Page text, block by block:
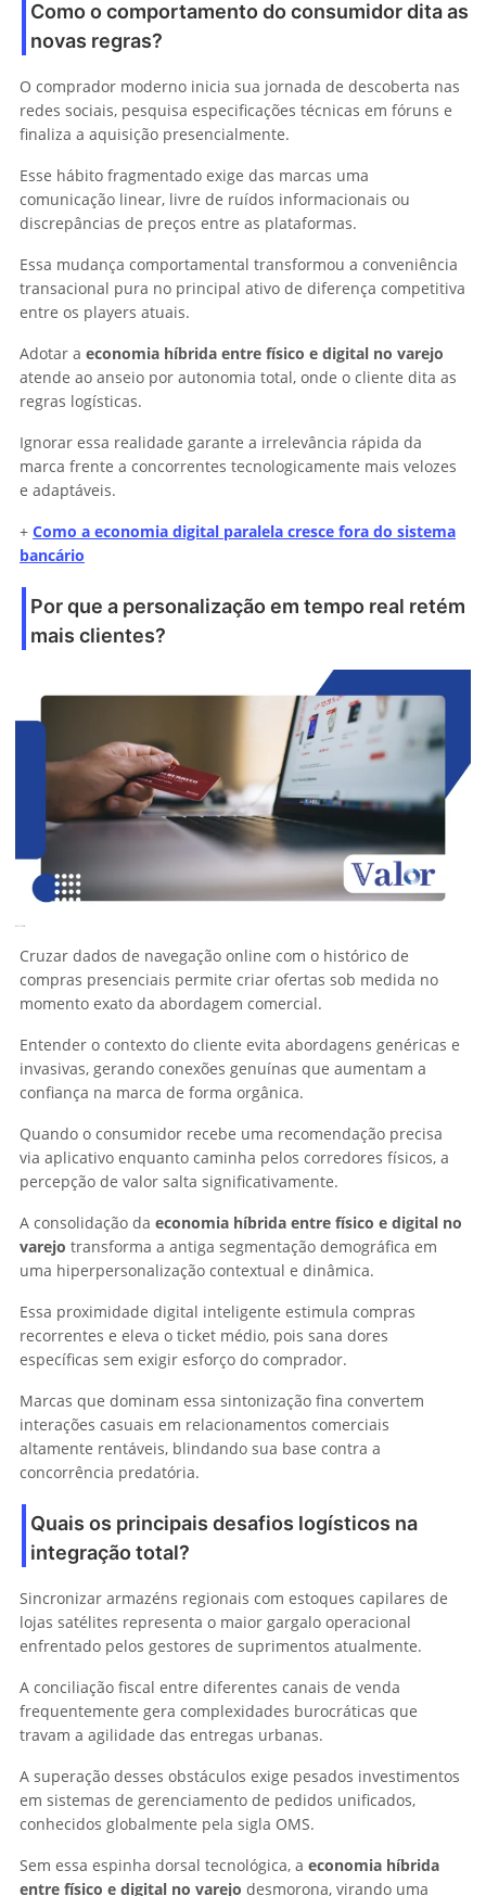
Como o comportamento do consumidor dita as
novas regras?
O comprador moderno inicia sua jornada de descoberta nas
redes sociais, pesquisa especificações técnicas em fóruns e
finaliza a aquisição presencialmente.
Esse hábito fragmentado exige das marcas uma
comunicação linear, livre de ruídos informacionais ou
discrepâncias de preços entre as plataformas.
Essa mudança comportamental transformou a conveniência
transacional pura no principal ativo de diferença competitiva
entre os players atuais.
Adotar a economia híbrida entre físico e digital no varejo
atende ao anseio por autonomia total, onde o cliente dita as
regras logísticas.
Ignorar essa realidade garante a irrelevância rápida da
marca frente a concorrentes tecnologicamente mais velozes
e adaptáveis.
+ Como a economia digital paralela cresce fora do sistema
bancário
Por que a personalização em tempo real retém
mais clientes?
Cruzar dados de navegação online com o histórico de
compras presenciais permite criar ofertas sob medida no
momento exato da abordagem comercial.
Entender o contexto do cliente evita abordagens genéricas e
invasivas, gerando conexões genuínas que aumentam a
confiança na marca de forma orgânica.
Quando o consumidor recebe uma recomendação precisa
via aplicativo enquanto caminha pelos corredores físicos, a
percepção de valor salta significativamente.
A consolidação da economia híbrida entre físico e digital no
varejo transforma a antiga segmentação demográfica em
uma hiperpersonalização contextual e dinâmica.
Essa proximidade digital inteligente estimula compras
recorrentes e eleva o ticket médio, pois sana dores
específicas sem exigir esforço do comprador.
Marcas que dominam essa sintonização fina convertem
interações casuais em relacionamentos comerciais
altamente rentáveis, blindando sua base contra a
concorrência predatória.
Quais os principais desafios logísticos na
integração total?
Sincronizar armazéns regionais com estoques capilares de
lojas satélites representa o maior gargalo operacional
enfrentado pelos gestores de suprimentos atualmente.
A conciliação fiscal entre diferentes canais de venda
frequentemente gera complexidades burocráticas que
travam a agilidade das entregas urbanas.
A superação desses obstáculos exige pesados investimentos
em sistemas de gerenciamento de pedidos unificados,
conhecidos globalmente pela sigla OMS.
Sem essa espinha dorsal tecnológica, a economia híbrida
entre físico e digital no varejo desmorona, virando uma